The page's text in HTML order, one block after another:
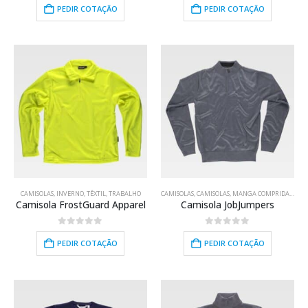
PEDIR COTAÇÃO PEDIR COTAÇÃO
CAMISOLAS, INVERNO,TÊXTIL,TRABALHO
Camisola FrostGuard Apparel
0out of 5
PEDIR COTAÇÃO
CAMISOLAS,CAMISOLAS, MANGA COMPRIDA,
Camisola JobJumpers
0out of 5
PEDIR COTAÇÃO